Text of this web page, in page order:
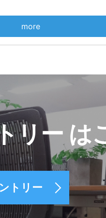
more
リー は
トリー